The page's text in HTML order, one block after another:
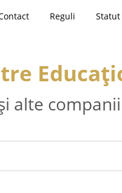
Reguli Statut
alte